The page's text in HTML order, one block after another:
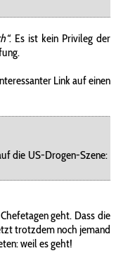
. Es ist kein Privileg der
Link auf einen
die US-Drogen-Szene:
geht. Dass die
trotzdem noch jemand
weil es geht!